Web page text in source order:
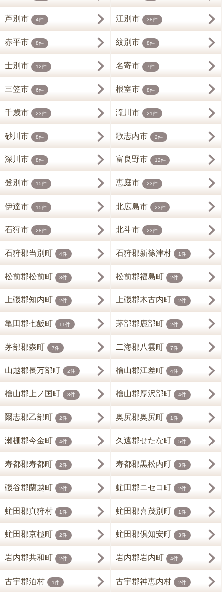
芦別市 4件 江別市 38件
赤平市 8件 紋別市 8件
士別市 12件 名寄市 7件
三笠市 6件 根室市 8件
千歳市 23件 滝川市 21件
砂川市 8件 歌志内市 2件
深川市 8件 富良野市 12件
登別市 15件 恵庭市 23件
伊達市 15件 北広島市 23件
石狩市 28件 北斗市 23件
石狩郡当別町 4件 石狩郡新篠津村 1件
松前郡松前町 3件 松前郡福島町 2件
上磯郡知内町 2件 上磯郡木古内町 2件
亀田郡七飯町 11件 茅部郡鹿部町 2件
茅部郡森町 7件 二海郡八雲町 7件
山越郡長万部町 2件 檜山郡江差町 4件
檜山郡上ノ国町 3件 檜山郡厚沢部町 4件
爾志郡乙部町 2件 奥尻郡奥尻町 1件
瀬棚郡今金町 4件 久遠郡せたな町 5件
寿都郡寿都町 2件 寿都郡黒松内町 3件
磯谷郡蘭越町 2件 虻田郡ニセコ町 2件
虻田郡真狩村 1件 虻田郡喜茂別町 1件
虻田郡京極町 2件 虻田郡倶知安町 3件
岩内郡共和町 2件 岩内郡岩内町 4件
古宇郡泊村 1件 古宇郡神恵内村 2件